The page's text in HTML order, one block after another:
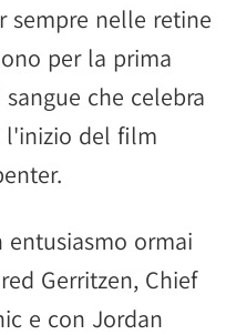
sempre nelle retine
per la prima
che celebra
l'inizio del film
ormai
Gerritzen, Chief
e con Jordan